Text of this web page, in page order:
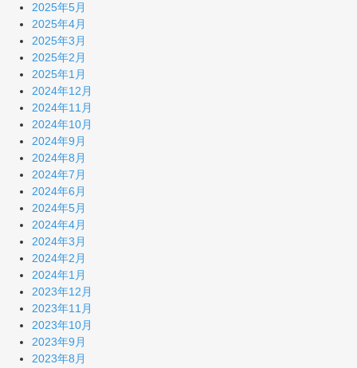
2025年5月
2025年4月
2025年3月
2025年2月
2025年1月
2024年12月
2024年11月
2024年10月
2024年9月
2024年8月
2024年7月
2024年6月
2024年5月
2024年4月
2024年3月
2024年2月
2024年1月
2023年12月
2023年11月
2023年10月
2023年9月
2023年8月